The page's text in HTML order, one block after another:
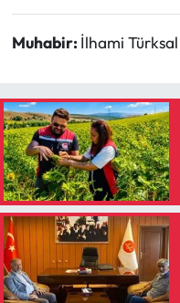
Muhabir: İlhami Türksal